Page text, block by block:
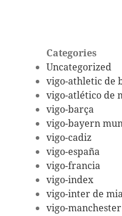
Categories
Uncategorized
vigo-athletic de
vigo-atlético de
vigo-barça
vigo-bayern
vigo-cadiz
vigo-españa
vigo-francia
vigo-index
vigo-inter de
vigo-